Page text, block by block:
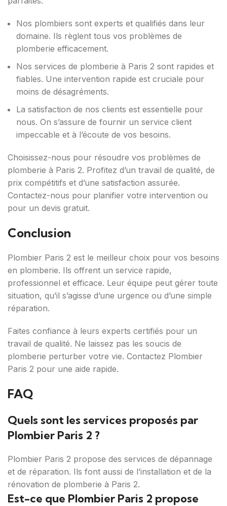
Nos plombiers sont experts et qualifiés dans leur
domaine. Ils règlent tous vos problèmes de
plomberie efficacement.
Nos services de plomberie à Paris 2 sont rapides et
fiables. Une intervention rapide est cruciale pour
moins de désagréments.
La satisfaction de nos clients est essentielle pour
nous. On s’assure de fournir un service client
impeccable et à l’écoute de vos besoins.
Choisissez-nous pour résoudre vos problèmes de
plomberie à Paris 2. Profitez d’un travail de qualité, de
prix compétitifs et d’une satisfaction assurée.
Contactez-nous pour planifier votre intervention ou
pour un devis gratuit.
Conclusion
Plombier Paris 2 est le meilleur choix pour vos besoins
en plomberie. Ils offrent un service rapide,
professionnel et efficace. Leur équipe peut gérer toute
situation, qu’il s’agisse d’une urgence ou d’une simple
réparation.
Faites confiance à leurs experts certifiés pour un
travail de qualité. Ne laissez pas les soucis de
plomberie perturber votre vie. Contactez Plombier
Paris 2 pour une aide rapide.
FAQ
Quels sont les services proposés par
Plombier Paris 2 ?
Plombier Paris 2 propose des services de dépannage
et de réparation. Ils font aussi de l’installation et de la
rénovation de plomberie à Paris 2.
Est-ce que Plombier Paris 2 propose